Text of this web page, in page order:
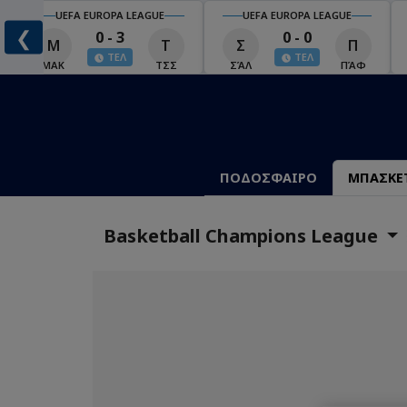
❮
UEFA EUROPA LEAGUE
Μ
ΜΑΚ
0 - 3
ΤΕΛ
Τ
ΤΣΣ
UEFA EUROPA LEAGUE
Σ
ΣΆΛ
0 - 0
ΤΕΛ
Π
ΠΆΦ
ΠΟΔΟΣΦΑΙΡΟ
Basketball Champions League